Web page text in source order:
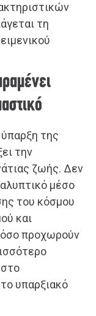
τη
της
την
ζωής. Δεν
μέσο
του κόσμου
και
όσο προχωρούν
στο
υπαρξιακό